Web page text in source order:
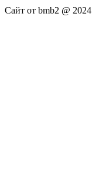
Сайт от bmb2 @ 2024